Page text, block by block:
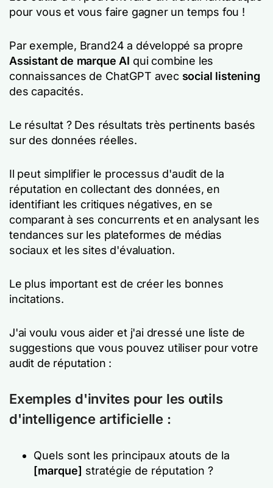
pour vous et vous faire gagner un temps fou !
Par exemple, Brand24 a développé sa propre
Assistant de marque AI qui combine les
connaissances de ChatGPT avec social listening
des capacités.
Le résultat ? Des résultats très pertinents basés
sur des données réelles.
Il peut simplifier le processus d'audit de la
réputation en collectant des données, en
identifiant les critiques négatives, en se
comparant à ses concurrents et en analysant les
tendances sur les plateformes de médias
sociaux et les sites d'évaluation.
Le plus important est de créer les bonnes
incitations.
J'ai voulu vous aider et j'ai dressé une liste de
suggestions que vous pouvez utiliser pour votre
audit de réputation :
Exemples d'invites pour les outils
d'intelligence artificielle :
Quels sont les principaux atouts de la
[marque] stratégie de réputation ?